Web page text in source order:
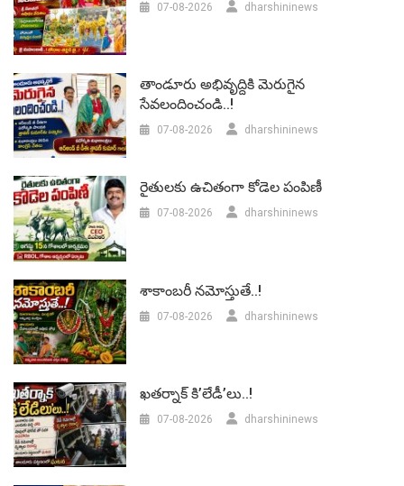
07-08-2026 dharshininews
తాండూరు అభివృద్దికి మెరుగైన
సేవలందించండి..!
07-08-2026 dharshininews
రైతులకు ఉచితంగా కోడెల పంపిణీ
07-08-2026 dharshininews
శాకాంబరీ నమోస్తుతే..!
07-08-2026 dharshininews
ఖతర్నాక్ కి’లేడీ’లు..!
07-08-2026 dharshininews